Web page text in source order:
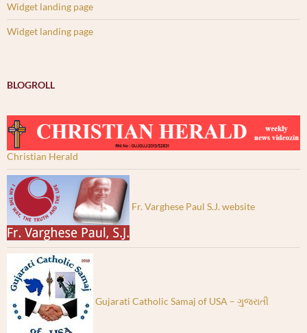
Widget landing page
Widget landing page
BLOGROLL
Christian Herald
Fr. Varghese Paul S.J. website
Gujarati Catholic Samaj of USA – ગુજરાતી